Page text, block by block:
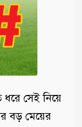
সেই নিয়ে
বড় মেয়ের